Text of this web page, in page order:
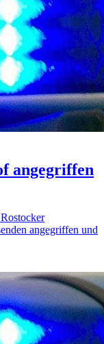
angegriffen
angegriffen und